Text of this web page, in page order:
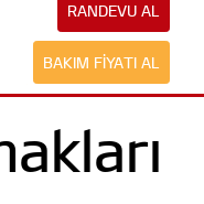
RANDEVU AL
BAKIM FIYATI AL